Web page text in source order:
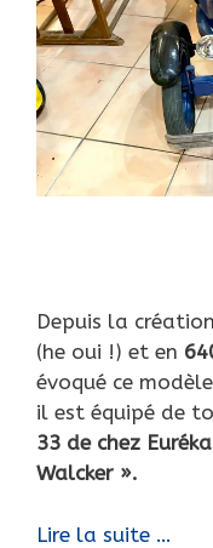
Depuis la
(he oui !) et en
évoqué ce
il est équipé de
33 de chez
Walcker ».
Lire la suite …